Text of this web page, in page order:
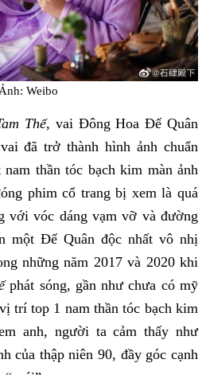
Ảnh: Weibo
Thế, vai Đông Hoa Đế Quân
đã trở thành hình ảnh chuẩn
thần tóc bạch kim màn ảnh
phim cổ trang bị xem là quá
với vóc dáng vạm vỡ và đường
một Đế Quân độc nhất vô nhị
những năm 2017 và 2020 khi
phát sóng, gần như chưa có mỹ
trí top 1 nam thần tóc bạch kim
anh, người ta cảm thấy như
của thập niên 90, đầy góc cạnh